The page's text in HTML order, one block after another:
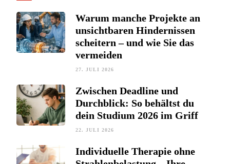
Warum manche Projekte an
unsichtbaren Hindernissen
scheitern – und wie Sie das
vermeiden
27. JULI 2026
Zwischen Deadline und
Durchblick: So behältst du
dein Studium 2026 im Griff
22. JULI 2026
Individuelle Therapie ohne